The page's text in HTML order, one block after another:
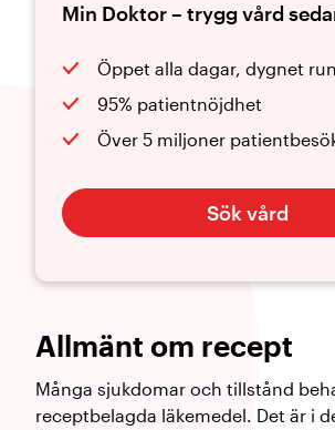
Allmänt om recept
Många sjukdomar och tillstånd
receptbelagda läkemedel. Det är i
Min Doktor – trygg vård
Öppet alla dagar, dygnet
95% patientnöjdhet
Över 5 miljoner
Sök vård